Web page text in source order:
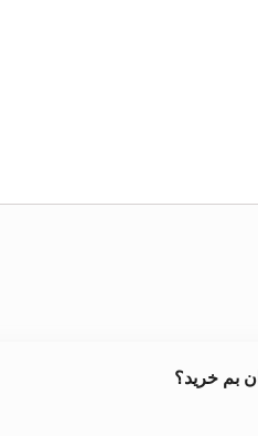
بم خرید؟